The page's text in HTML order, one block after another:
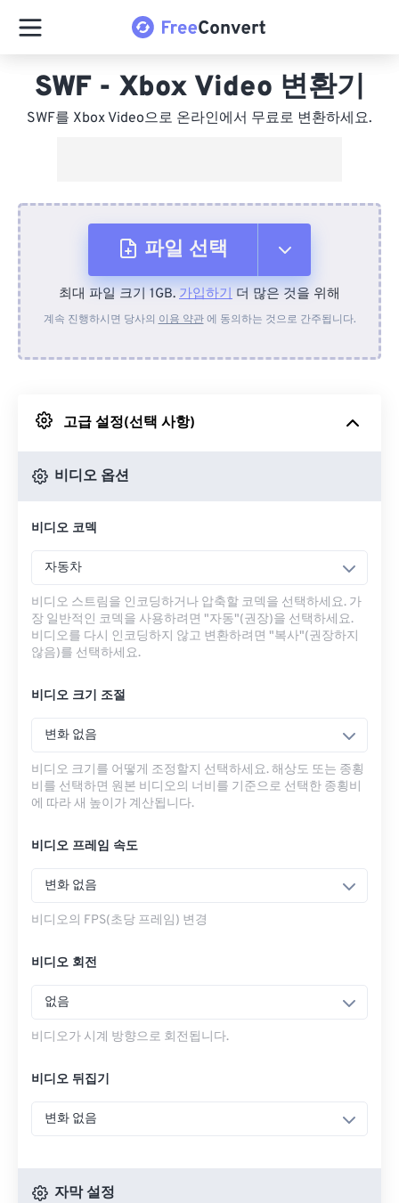
SWF - Xbox Video 변환기
SWF를 Xbox Video으로 온라인에서 무료로 변환하세요.
파일 선택
장치에서
Google 드라이브에서
최대 파일 크기 1GB. 가입하기 더 많은 것을 위해
계속 진행하시면 당사의 이용 약관에 동의하는 것으로 간주됩니다.
고급 설정(선택 사항)
비디오 옵션
비디오 코덱
자동차
비디오 스트림을 인코딩하거나 압축할 코덱을 선택하세요. 가
장 일반적인 코덱을 사용하려면 "자동"(권장)을 선택하세요.
비디오를 다시 인코딩하지 않고 변환하려면 "복사"(권장하지
않음)를 선택하세요.
비디오 크기 조절
변화 없음
비디오 크기를 어떻게 조정할지 선택하세요. 해상도 또는 종횡
비를 선택하면 원본 비디오의 너비를 기준으로 선택한 종횡비
에 따라 새 높이가 계산됩니다.
비디오 프레임 속도
변화 없음
비디오의 FPS(초당 프레임) 변경
비디오 회전
없음
비디오가 시계 방향으로 회전됩니다.
비디오 뒤집기
변화 없음
자막 설정